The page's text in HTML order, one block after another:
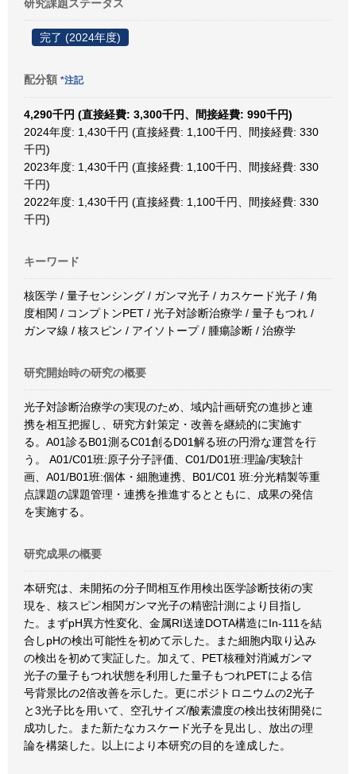
研究課題ステータス
完了 (2024年度)
配分額 *注記
4,290千円 (直接経費: 3,300千円、間接経費: 990千円)
2024年度: 1,430千円 (直接経費: 1,100千円、間接経費: 330
千円)
2023年度: 1,430千円 (直接経費: 1,100千円、間接経費: 330
千円)
2022年度: 1,430千円 (直接経費: 1,100千円、間接経費: 330
千円)
キーワード
核医学 / 量子センシング / ガンマ光子 / カスケード光子 / 角
度相関 / コンプトンPET / 光子対診断治療学 / 量子もつれ /
ガンマ線 / 核スピン / アイソトープ / 腫瘍診断 / 治療学
研究開始時の研究の概要
光子対診断治療学の実現のため、域内計画研究の進捗と連
携を相互把握し、研究方針策定・改善を継続的に実施す
る。A01診るB01測るC01創るD01解る班の円滑な運営を行
う。 A01/C01班:原子分子評価、C01/D01班:理論/実験計
画、A01/B01班:個体・細胞連携、B01/C01 班:分光精製等重
点課題の課題管理・連携を推進するとともに、成果の発信
を実施する。
研究成果の概要
本研究は、未開拓の分子間相互作用検出医学診断技術の実
現を、核スピン相関ガンマ光子の精密計測により目指し
た。まずpH異方性変化、金属RI送達DOTA構造にIn-111を結
合しpHの検出可能性を初めて示した。また細胞内取り込み
の検出を初めて実証した。加えて、PET核種対消滅ガンマ
光子の量子もつれ状態を利用した量子もつれPETによる信
号背景比の2倍改善を示した。更にポジトロニウムの2光子
と3光子比を用いて、空孔サイズ/酸素濃度の検出技術開発に
成功した。また新たなカスケード光子を見出し、放出の理
論を構築した。以上により本研究の目的を達成した。